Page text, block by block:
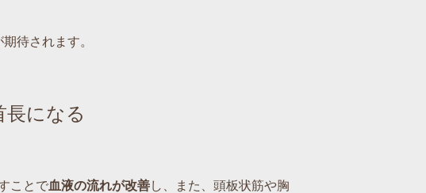
待されます。
長になる
ことで血液の流れが改善し、また、頭板状筋や胸